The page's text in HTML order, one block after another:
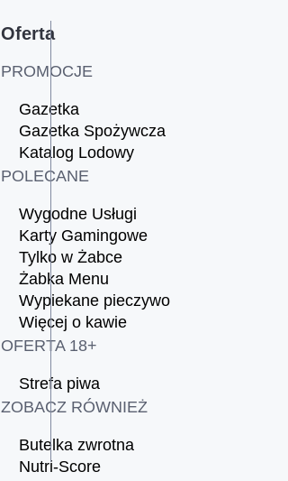
Oferta
PROMOCJE
Gazetka
Gazetka Spożywcza
Katalog Lodowy
POLECANE
Wygodne Usługi
Karty Gamingowe
Tylko w Żabce
Żabka Menu
Wypiekane pieczywo
Więcej o kawie
OFERTA 18+
Strefa piwa
ZOBACZ RÓWNIEŻ
Butelka zwrotna
Nutri-Score